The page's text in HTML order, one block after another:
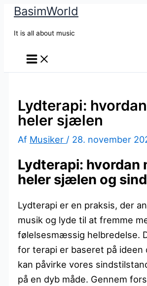
BasimWorld
It is all about music
Lydterapi:
heler sjælen
Af Musiker / 28. november
Lydterapi: hvordan
heler sjælen og
Lydterapi er en praksis, der
musik og lyde til at fremme
følelsesmæssig helbredelse.
for terapi er baseret på ideen
kan påvirke vores
på en dyb måde. Gennem